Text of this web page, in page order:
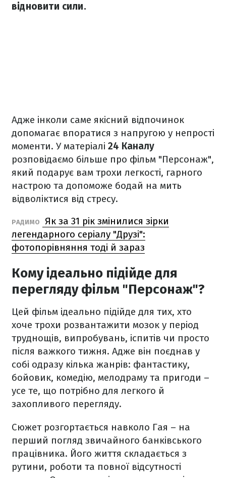
відновити сили.
Адже інколи саме якісний відпочинок
допомагає впоратися з напругою у непрості
моменти. У матеріалі 24 Каналу
розповідаємо більше про фільм "Персонаж",
який подарує вам трохи легкості, гарного
настрою та допоможе бодай на мить
відволіктися від стресу.
РАДИМО
Як за 31 рік змінилися зірки
легендарного серіалу "Друзі":
фотопорівняння тоді й зараз
Кому ідеально підійде для
перегляду фільм "Персонаж"?
Цей фільм ідеально підійде для тих, хто
хоче трохи розвантажити мозок у період
труднощів, випробувань, іспитів чи просто
після важкого тижня. Адже він поєднав у
собі одразу кілька жанрів: фантастику,
бойовик, комедію, мелодраму та пригоди –
усе те, що потрібно для легкого й
захопливого перегляду.
Сюжет розгортається навколо Гая – на
перший погляд звичайного банківського
працівника. Його життя складається з
рутини, роботи та повної відсутності